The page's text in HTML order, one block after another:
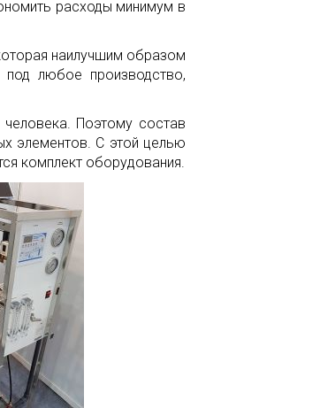
расходы минимум в
наилучшим образом
под любое производство,
Поэтому состав
элементов. С этой целью
комплект оборудования.